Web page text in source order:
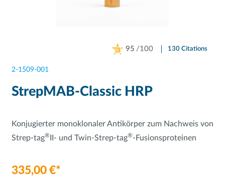
95 /100 130 Citations
2-1509-001
StrepMAB-Classic HRP
Konjugierter monoklonaler Antikörper zum Nachweis von
Strep-tag®II- und Twin-Strep-tag®-Fusionsproteinen
335,00 €*